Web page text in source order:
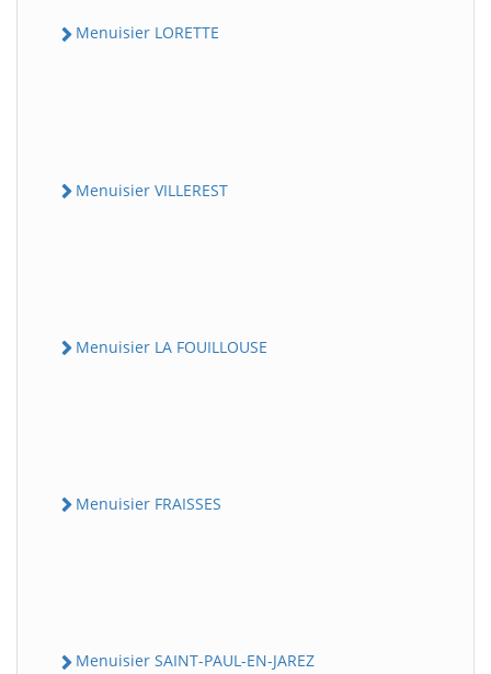
Menuisier LORETTE
Menuisier VILLEREST
Menuisier LA FOUILLOUSE
Menuisier FRAISSES
Menuisier SAINT-PAUL-EN-JAREZ